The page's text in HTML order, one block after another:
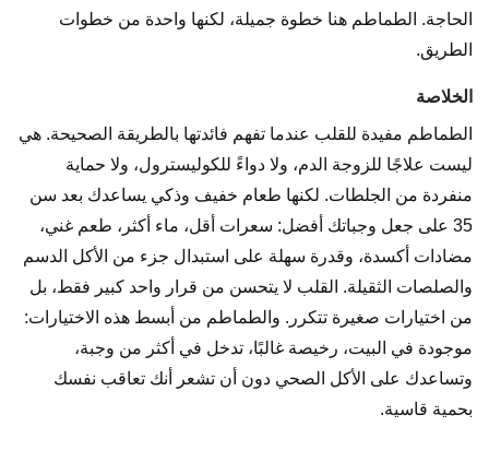
الحاجة. الطماطم هنا خطوة جميلة، لكنها واحدة من خطوات
الطريق.
الخلاصة
الطماطم مفيدة للقلب عندما تفهم فائدتها بالطريقة الصحيحة. هي
ليست علاجًا للزوجة الدم، ولا دواءً للكوليسترول، ولا حماية
منفردة من الجلطات. لكنها طعام خفيف وذكي يساعدك بعد سن
35 على جعل وجباتك أفضل: سعرات أقل، ماء أكثر، طعم غني،
مضادات أكسدة، وقدرة سهلة على استبدال جزء من الأكل الدسم
والصلصات الثقيلة. القلب لا يتحسن من قرار واحد كبير فقط، بل
من اختيارات صغيرة تتكرر. والطماطم من أبسط هذه الاختيارات:
موجودة في البيت، رخيصة غالبًا، تدخل في أكثر من وجبة،
وتساعدك على الأكل الصحي دون أن تشعر أنك تعاقب نفسك
بحمية قاسية.